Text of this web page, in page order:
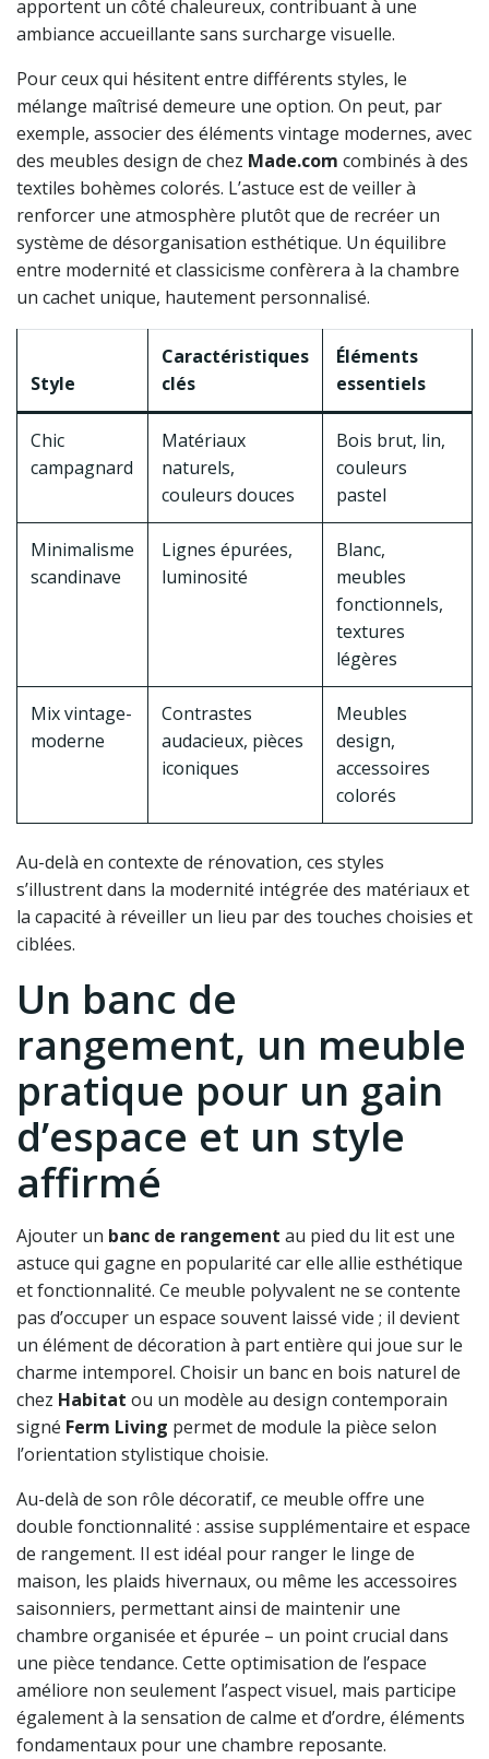
apportent un côté chaleureux, contribuant à une
ambiance accueillante sans surcharge visuelle.
Pour ceux qui hésitent entre différents styles, le
mélange maîtrisé demeure une option. On peut, par
exemple, associer des éléments vintage modernes, avec
des meubles design de chez Made.com combinés à des
textiles bohèmes colorés. L’astuce est de veiller à
renforcer une atmosphère plutôt que de recréer un
système de désorganisation esthétique. Un équilibre
entre modernité et classicisme confèrera à la chambre
un cachet unique, hautement personnalisé.
Style
Caractéristiques
clés
Éléments
essentiels
Chic
campagnard
Matériaux
naturels,
couleurs douces
Bois brut, lin,
couleurs
pastel
Minimalisme
scandinave
Lignes épurées,
luminosité
Blanc,
meubles
fonctionnels,
textures
légères
Mix vintage-
moderne
Contrastes
audacieux, pièces
iconiques
Meubles
design,
accessoires
colorés
Au-delà en contexte de rénovation, ces styles
s’illustrent dans la modernité intégrée des matériaux et
la capacité à réveiller un lieu par des touches choisies et
ciblées.
Un banc de
rangement, un meuble
pratique pour un gain
d’espace et un style
affirmé
Ajouter un banc de rangement au pied du lit est une
astuce qui gagne en popularité car elle allie esthétique
et fonctionnalité. Ce meuble polyvalent ne se contente
pas d’occuper un espace souvent laissé vide ; il devient
un élément de décoration à part entière qui joue sur le
charme intemporel. Choisir un banc en bois naturel de
chez Habitat ou un modèle au design contemporain
signé Ferm Living permet de module la pièce selon
l’orientation stylistique choisie.
Au-delà de son rôle décoratif, ce meuble offre une
double fonctionnalité : assise supplémentaire et espace
de rangement. Il est idéal pour ranger le linge de
maison, les plaids hivernaux, ou même les accessoires
saisonniers, permettant ainsi de maintenir une
chambre organisée et épurée – un point crucial dans
une pièce tendance. Cette optimisation de l’espace
améliore non seulement l’aspect visuel, mais participe
également à la sensation de calme et d’ordre, éléments
fondamentaux pour une chambre reposante.